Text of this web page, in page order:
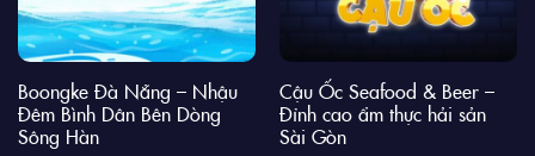
Boongke Đà Nẵng – Nhậu
Đêm Bình Dân Bên Dòng
Sông Hàn
Cậu Ốc Seafood & Beer –
Đỉnh cao ẩm thực hải sản
Sài Gòn